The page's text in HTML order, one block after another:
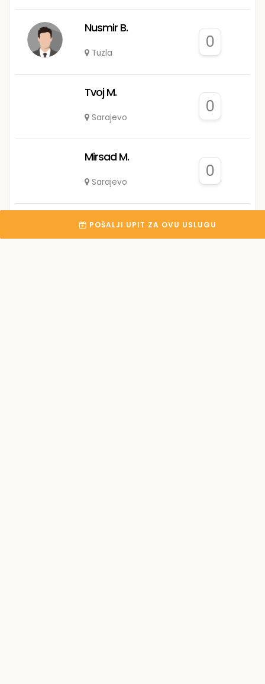
POŠALJI UPIT ZA OVU USLUGU
Nusmir B.
Tuzla
0
Tvoj M.
Sarajevo
0
Mirsad M.
Sarajevo
0
Jasmin P.
0